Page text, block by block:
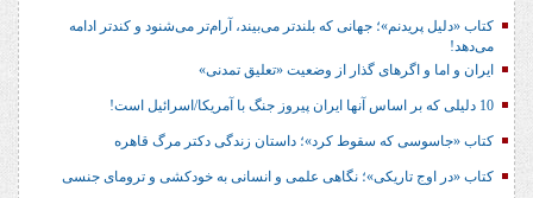
کتاب «دلیل پریدنم»؛ جهانی که بلندتر می‌بیند، آرام‌تر می‌شنود و کندتر ادامه
می‌دهد!
ایران و اما و اگرهای گذار از وضعیت «تعلیق تمدنی»
10 دلیلی که بر اساس آنها ایران پیروز جنگ با آمریکا/اسرائیل است!
کتاب «جاسوسی که سقوط کرد»؛ داستان زندگی دکتر مرگ قاهره
کتاب «در اوج تاریکی»؛ نگاهی علمی و انسانی به خودکشی و ترومای جنسی